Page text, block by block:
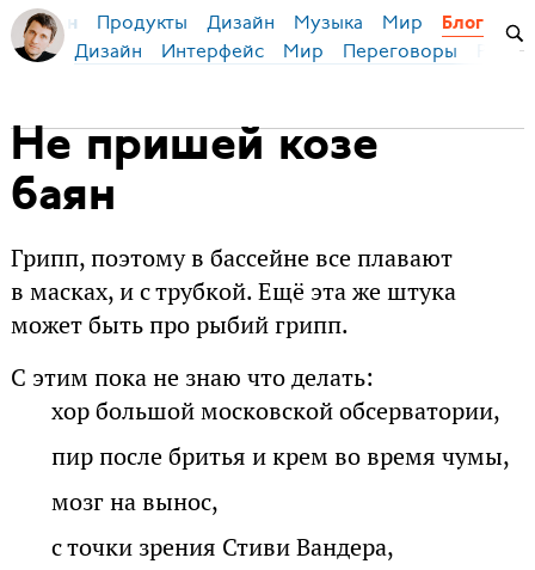
Бирман Продукты Дизайн Музыка Мир Блог
Дизайн Интерфейс Мир Переговоры
Не пришей козе
баян
Грипп, поэтому в бассейне все плавают
в масках, и с трубкой. Ещё эта же штука
может быть про рыбий грипп.
С этим пока не знаю что делать:
хор большой московской обсерватории,
пир после бритья и крем во время чумы,
мозг на вынос,
с точки зрения Стиви Вандера,